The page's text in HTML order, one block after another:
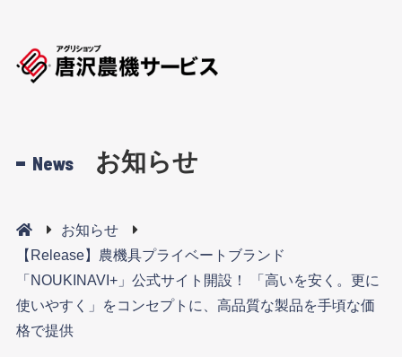
News お知らせ
お知らせ
【Release】農機具プライベートブランド
「NOUKINAVI+」公式サイト開設！ 「高いを安く。更に
使いやすく」をコンセプトに、高品質な製品を手頃な価
格で提供